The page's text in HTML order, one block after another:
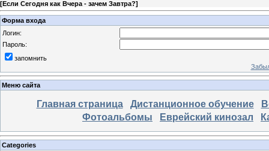
[Если Сегодня как Вчера - зачем Завтра?]
Форма входа
Логин:
Пароль:
запомнить
Меню сайта
Главная страница Дистанционное обучение
Фотоальбомы
Еврейский кинозал
Categories